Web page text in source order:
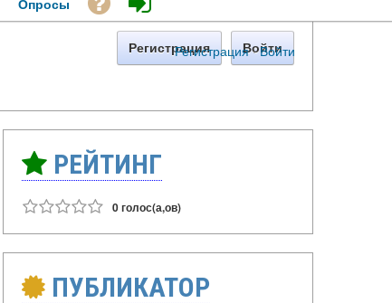
Регистрация · Войти
Опросы
Регистрация Войти
РЕЙТИНГ
0 голос(а,ов)
ПУБЛИКАТОР